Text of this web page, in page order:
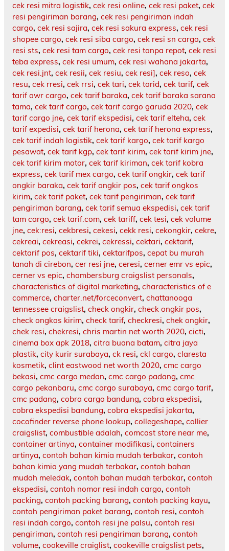
cek resi mitra logistik, cek resi online, cek resi paket, cek
resi pengiriman barang, cek resi pengiriman indah
cargo, cek resi sajira, cek resi sakura express, cek resi
shopee cargo, cek resi siba cargo, cek resi sn cargo, cek
resi sts, cek resi tam cargo, cek resi tanpa repot, cek resi
teba express, cek resi umum, cek resi wahana jakarta,
cek resi.jnt, cek resii, cek resiu, cek resi], cek reso, cek
resu, cek rresi, cek rrsi, cek tari, cek tarid, cek tarif, cek
tarif awr cargo, cek tarif baraka, cek tarif baraka sarana
tama, cek tarif cargo, cek tarif cargo garuda 2020, cek
tarif cargo jne, cek tarif ekspedisi, cek tarif elteha, cek
tarif expedisi, cek tarif herona, cek tarif herona express,
cek tarif indah logistik, cek tarif kargo, cek tarif kargo
pesawat, cek tarif kgp, cek tarif kirim, cek tarif kirim jne,
cek tarif kirim motor, cek tarif kiriman, cek tarif kobra
express, cek tarif mex cargo, cek tarif ongkir, cek tarif
ongkir baraka, cek tarif ongkir pos, cek tarif ongkos
kirim, cek tarif paket, cek tarif pengiriman, cek tarif
pengiriman barang, cek tarif semua ekspedisi, cek tarif
tam cargo, cek tarif.com, cek tariff, cek tesi, cek volume
jne, cek:resi, cekbresi, cekesi, cekk resi, cekongkir, cekre,
cekreai, cekreasi, cekrei, cekressi, cektari, cektarif,
cektarif pos, cektarif tiki, cektarifpos, cepat bu murah
tanah di cirebon, cer resi jne, ceresi, cerner emr vs epic,
cerner vs epic, chambersburg craigslist personals,
characteristics of digital marketing, characteristics of e
commerce, charter.net/forceconvert, chattanooga
tennessee craigslist, check ongkir, check ongkir pos,
check ongkos kirim, check tarif, checkresi, chek ongkir,
chek resi, chekresi, chris martin net worth 2020, cicti,
cinema box apk 2018, citra buana batam, citra jaya
plastik, city kurir surabaya, ck resi, ckl cargo, claresta
kosmetik, clint eastwood net worth 2020, cmc cargo
bekasi, cmc cargo medan, cmc cargo padang, cmc
cargo pekanbaru, cmc cargo surabaya, cmc cargo tarif,
cmc padang, cobra cargo bandung, cobra ekspedisi,
cobra ekspedisi bandung, cobra ekspedisi jakarta,
cocofinder reverse phone lookup, collegeshape, collier
craigslist, combustible adalah, comcast store near me,
container artinya, container modifikasi, containers
artinya, contoh bahan kimia mudah terbakar, contoh
bahan kimia yang mudah terbakar, contoh bahan
mudah meledak, contoh bahan mudah terbakar, contoh
ekspedisi, contoh nomor resi indah cargo, contoh
packing, contoh packing barang, contoh packing kayu,
contoh pengiriman paket barang, contoh resi, contoh
resi indah cargo, contoh resi jne palsu, contoh resi
pengiriman, contoh resi pengiriman barang, contoh
volume, cookeville craiglist, cookeville craigslist pets,